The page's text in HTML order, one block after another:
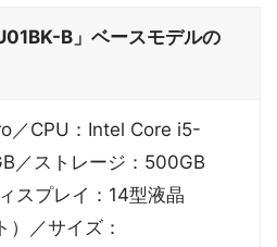
B」ベースモデルの
／CPU：Intel Core i5-
／ストレージ：500GB
スプレイ：14型液晶
）／サイズ：